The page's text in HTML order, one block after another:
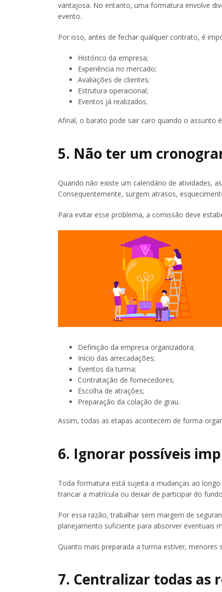
vantajosa. No entanto, uma formatura envolve
evento.
Por isso, antes de fechar qualquer contrato, é
Histórico da empresa;
Experiência no mercado;
Avaliações de clientes;
Estrutura operacional;
Eventos já realizados.
Afinal, o barato pode sair caro quando o assunto
5. Não ter um
Quando não existe um calendário de atividades,
Consequentemente, surgem atrasos,
Para evitar esse problema, a comissão deve
Definição da empresa organizadora;
Início das arrecadações;
Eventos da turma;
Contratação de fornecedores;
Escolha de atrações;
Preparação da colação de grau.
Assim, todas as etapas acontecem de forma
6. Ignorar possíveis
Toda formatura está sujeita a mudanças ao
trancar a matrícula ou deixar de participar do
Por essa razão, trabalhar sem margem de
planejamento suficiente para absorver
Quanto mais preparada a turma estiver, menores
7. Centralizar todas as